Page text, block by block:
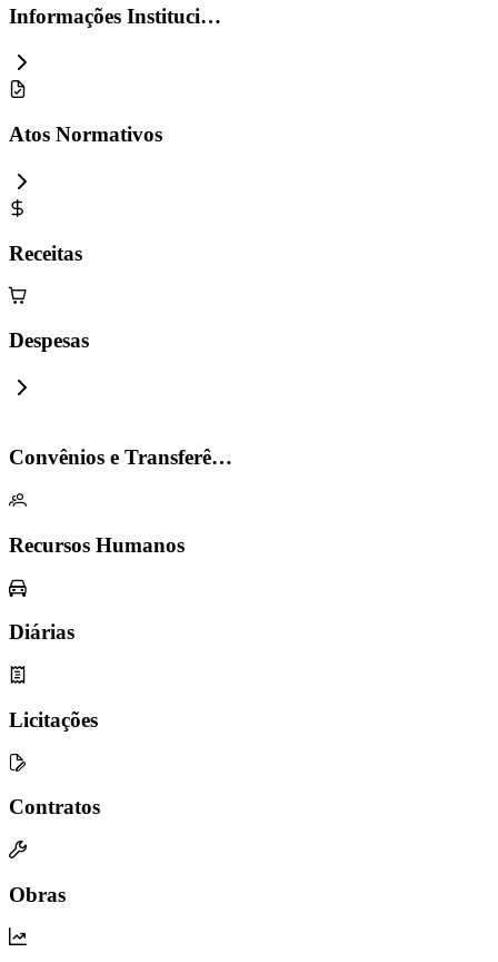
Informações Instituci…
Atos Normativos
Receitas
Despesas
Convênios e Transferê…
Recursos Humanos
Diárias
Licitações
Contratos
Obras